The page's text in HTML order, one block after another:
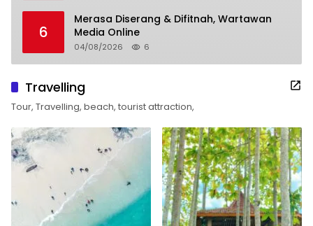
6
Merasa Diserang & Difitnah, Wartawan
Media Online
04/08/2026 6
Travelling
Tour, Travelling, beach, tourist attraction,